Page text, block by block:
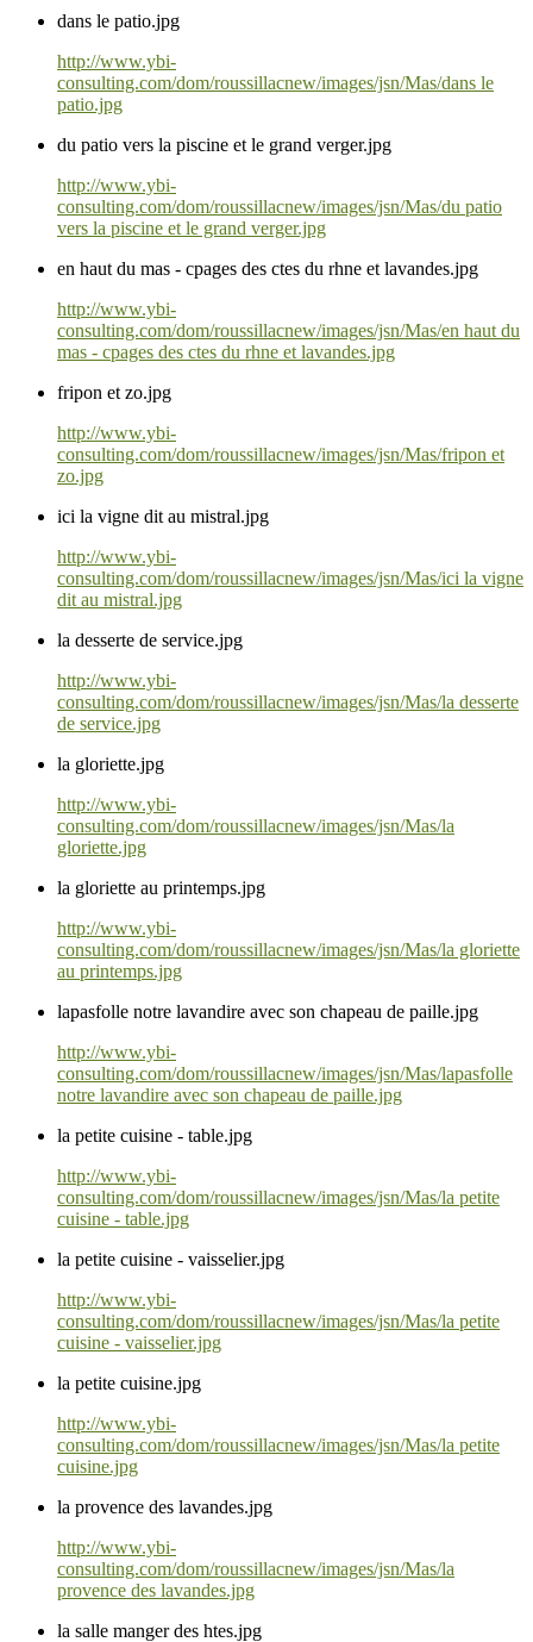
dans le patio.jpg
http://www.ybi-
consulting.com/dom/roussillacnew/images/jsn/Mas/dans le
patio.jpg
du patio vers la piscine et le grand verger.jpg
http://www.ybi-
consulting.com/dom/roussillacnew/images/jsn/Mas/du patio
vers la piscine et le grand verger.jpg
en haut du mas - cpages des ctes du rhne et lavandes.jpg
http://www.ybi-
consulting.com/dom/roussillacnew/images/jsn/Mas/en haut du
mas - cpages des ctes du rhne et lavandes.jpg
fripon et zo.jpg
http://www.ybi-
consulting.com/dom/roussillacnew/images/jsn/Mas/fripon et
zo.jpg
ici la vigne dit au mistral.jpg
http://www.ybi-
consulting.com/dom/roussillacnew/images/jsn/Mas/ici la vigne
dit au mistral.jpg
la desserte de service.jpg
http://www.ybi-
consulting.com/dom/roussillacnew/images/jsn/Mas/la desserte
de service.jpg
la gloriette.jpg
http://www.ybi-
consulting.com/dom/roussillacnew/images/jsn/Mas/la
gloriette.jpg
la gloriette au printemps.jpg
http://www.ybi-
consulting.com/dom/roussillacnew/images/jsn/Mas/la gloriette
au printemps.jpg
lapasfolle notre lavandire avec son chapeau de paille.jpg
http://www.ybi-
consulting.com/dom/roussillacnew/images/jsn/Mas/lapasfolle
notre lavandire avec son chapeau de paille.jpg
la petite cuisine - table.jpg
http://www.ybi-
consulting.com/dom/roussillacnew/images/jsn/Mas/la petite
cuisine - table.jpg
la petite cuisine - vaisselier.jpg
http://www.ybi-
consulting.com/dom/roussillacnew/images/jsn/Mas/la petite
cuisine - vaisselier.jpg
la petite cuisine.jpg
http://www.ybi-
consulting.com/dom/roussillacnew/images/jsn/Mas/la petite
cuisine.jpg
la provence des lavandes.jpg
http://www.ybi-
consulting.com/dom/roussillacnew/images/jsn/Mas/la
provence des lavandes.jpg
la salle manger des htes.jpg